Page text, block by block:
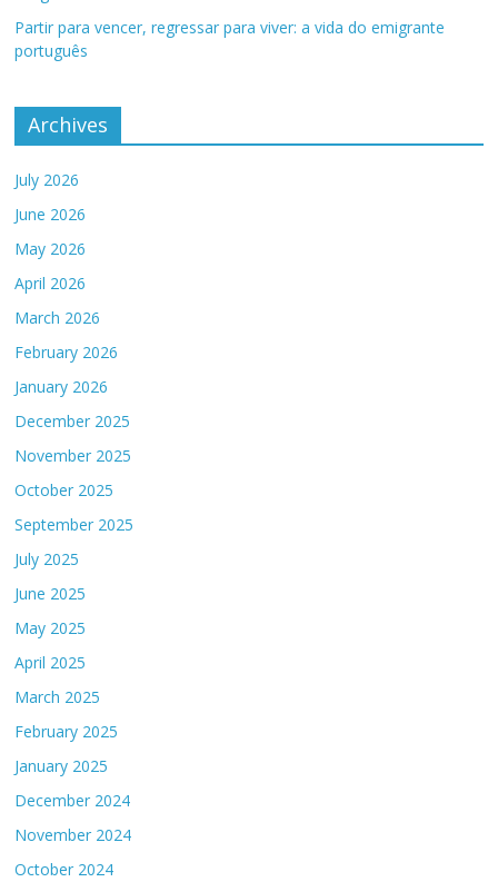
Partir para vencer, regressar para viver: a vida do emigrante
português
Archives
July 2026
June 2026
May 2026
April 2026
March 2026
February 2026
January 2026
December 2025
November 2025
October 2025
September 2025
July 2025
June 2025
May 2025
April 2025
March 2025
February 2025
January 2025
December 2024
November 2024
October 2024